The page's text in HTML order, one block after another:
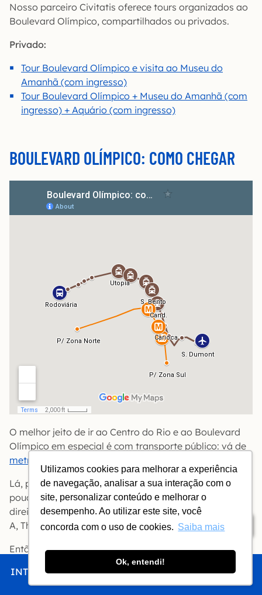
Utilizamos cookies para melhorar a experiência
de navegação, analisar a sua interação com o
site, personalizar conteúdo e melhorar o
desempenho. Ao utilizar este site, você
concorda com o uso de cookies. Saiba mais
Ok, entendi!
INTRO CHEGAR FICAR COMER FAZER
Índice
Nosso parceiro Civitatis oferece tours organizados ao
Boulevard Olímpico, compartilhados ou privados.
Privado:
Tour Boulevard Olímpico e visita ao Museu do
Amanhã (com ingresso)
Tour Boulevard Olímpico + Museu do Amanhã (com
ingresso) + Aquário (com ingresso)
BOULEVARD OLÍMPICO: COMO CHEGAR
O melhor jeito de ir ao Centro do Rio e ao Boulevard
Olímpico em especial é com transporte público: vá de
metrô
Lá, pegue a saída C (Pedro Lessa) e você estará a
poucos passos da estação Cinelândia do VLT, à sua
direita. (Quando a saída C estiver fechada, use a saída
A, Theatro Municipal).
Então é só pegar o primeiroVLT(destino: Praia